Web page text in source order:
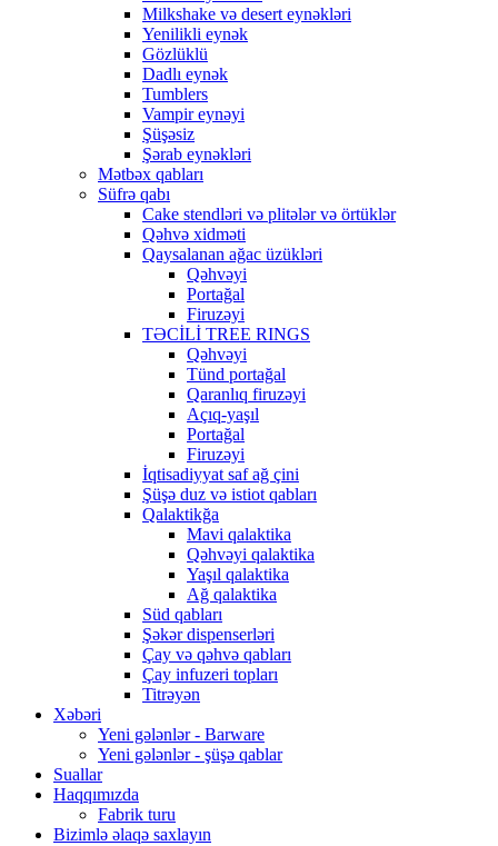
Milkshake və desert eynəkləri
Yenilikli eynək
Gözlüklü
Dadlı eynək
Tumblers
Vampir eynəyi
Şüşəsiz
Şərab eynəkləri
Mətbəx qabları
Süfrə qabı
Cake stendləri və plitələr və örtüklər
Qəhvə xidməti
Qaysalanan ağac üzükləri
Qəhvəyi
Portağal
Firuzəyi
TƏCİLİ TREE RINGS
Qəhvəyi
Tünd portağal
Qaranlıq firuzəyi
Açıq-yaşıl
Portağal
Firuzəyi
İqtisadiyyat saf ağ çini
Şüşə duz və istiot qabları
Qalaktikğa
Mavi qalaktika
Qəhvəyi qalaktika
Yaşıl qalaktika
Ağ qalaktika
Süd qabları
Şəkər dispenserləri
Çay və qəhvə qabları
Çay infuzeri topları
Titrəyən
Xəbəri
Yeni gələnlər - Barware
Yeni gələnlər - şüşə qablar
Suallar
Haqqımızda
Fabrik turu
Bizimlə əlaqə saxlayın